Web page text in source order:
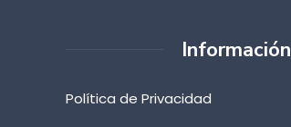
Información
Política de Privacidad